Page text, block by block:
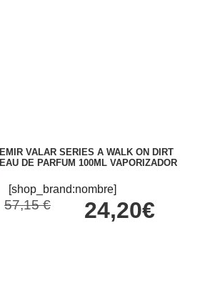
EMIR VALAR SERIES A WALK ON DIRT
EAU DE PARFUM 100ML VAPORIZADOR
[shop_brand:nombre]
57,15 € 24,20€